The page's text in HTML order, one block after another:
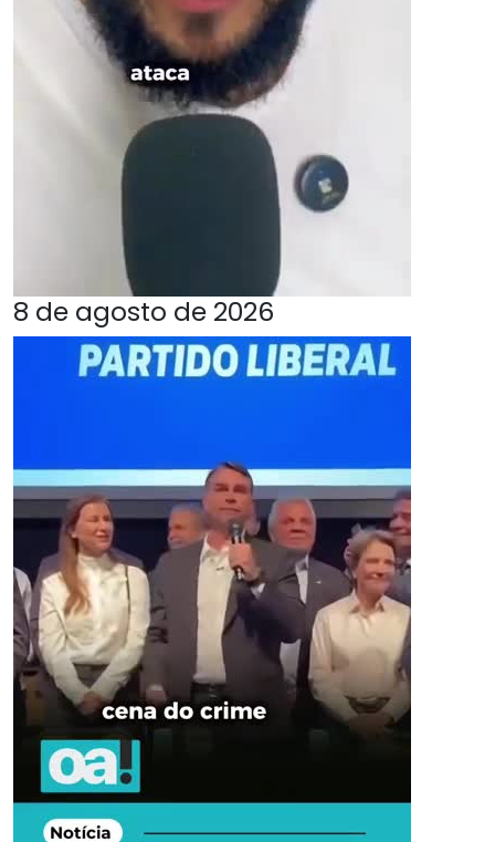
8 de agosto de 2026